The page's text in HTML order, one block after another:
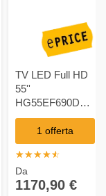
TV LED Full HD
55''
HG55EF690DB
Smart TV -
Hospitality
1 offerta
☆☆☆☆☆
★★★★★
Da
1170,90 €